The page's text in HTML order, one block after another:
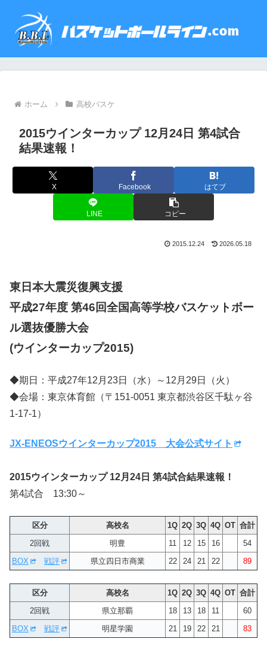
ホーム 高校バスケ
2015ウインターカップ 12月24日 第4試合
結果速報！
X Facebook はてブ
LINE コピー
2015.12.24 2026.05.18
東日本大震災復興支援
平成27年度 第46回全国高等学校バスケットボー
ル選抜優勝大会
(ウインターカップ2015)
◆期日：平成27年12月23日（水）～12月29日（火）
◆会場：東京体育館（〒151-0051 東京都渋谷区千駄ヶ谷
1-17-1）
JX-ENEOSウインターカップ2015 大会公式サイト
2015ウインターカップ 12月24日 第4試合結果速報！
第4試合 13:30～
区分 高校名 1Q 2Q 3Q 4Q OT 合計
2回戦
明豊 11 12 15 16
54
BOX
戦評 県立四日市商業 22 24 21 22 89
区分 高校名 1Q 2Q 3Q 4Q OT 合計
2回戦
県立那覇 18 13 18 11
60
BOX
戦評 明星学園 21 19 22 21 83